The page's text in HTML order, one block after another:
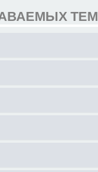
ТЕМ